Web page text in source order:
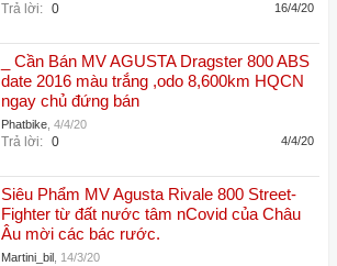
Trả lời: 0 16/4/20
_ Cần Bán MV AGUSTA Dragster 800 ABS
date 2016 màu trắng ,odo 8,600km HQCN
ngay chủ đứng bán
Phatbike 4/4/20
Trả lời: 0 4/4/20
Siêu Phẩm MV Agusta Rivale 800 Street-
Fighter từ đất nước tâm nCovid của Châu
Âu mời các bác rước.
Martini_bil 14/3/20